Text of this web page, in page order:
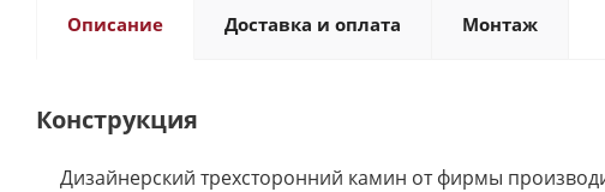
Описание Доставка и оплата Монтаж
Конструкция
Дизайнерский трехсторонний камин от фирмы